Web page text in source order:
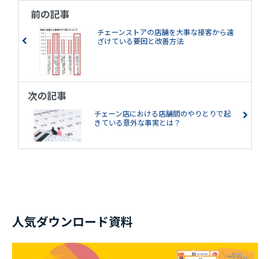
前の記事
チェーンストアの店舗を大事な接客から遠
ざけている要因と改善方法
次の記事
チェーン店における店舗間のやりとりで起
きている意外な事実とは？
人気ダウンロード資料